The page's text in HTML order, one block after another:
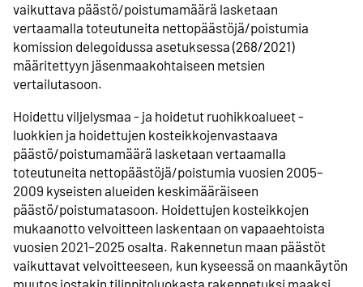
vaikuttava päästö/poistumamäärä lasketaan
vertaamalla toteutuneita nettopäästöjä/poistumia
komission delegoidussa asetuksessa (268/2021)
määritettyyn jäsenmaakohtaiseen metsien
vertailutasoon.
Hoidettu viljelysmaa - ja hoidetut ruohikkoalueet -
luokkien ja hoidettujen kosteikkojenvastaava
päästö/poistumamäärä lasketaan vertaamalla
toteutuneita nettopäästöjä/poistumia vuosien 2005–
2009 kyseisten alueiden keskimääräiseen
päästö/poistumatasoon. Hoidettujen kosteikkojen
mukaanotto velvoitteen laskentaan on vapaaehtoista
vuosien 2021–2025 osalta. Rakennetun maan päästöt
vaikuttavat velvoitteeseen, kun kyseessä on maankäytön